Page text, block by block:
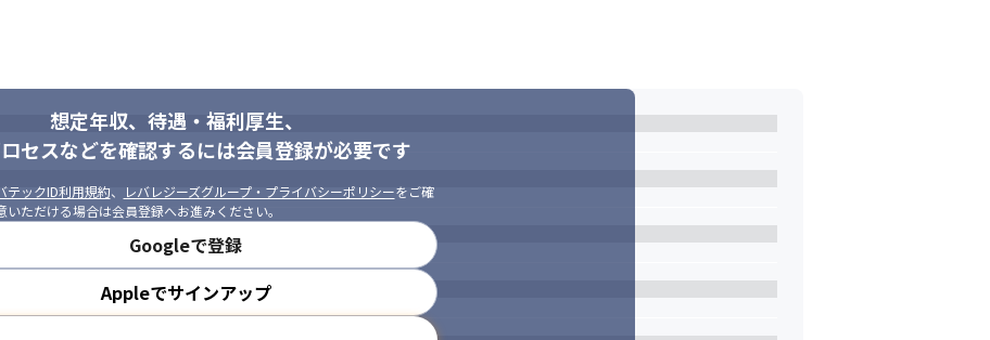
想定年収、待遇・福利厚生、
セスなどを確認するには会員登録が必要です
テックID利用規約、 レバレジーズグループ・プライバシーポリシーをご確
いただける場合は会員登録へお進みください。
Googleで登録
Appleでサインアップ